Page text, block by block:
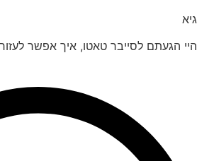
הגעתם לסייבר טאטו, איך אפשר לעזור ?